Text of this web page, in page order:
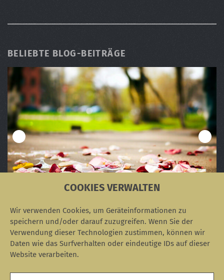
COOKIES VERWALTEN
Wir verwenden Cookies, um Geräteinformationen zu
speichern und/oder darauf zuzugreifen. Wenn Sie der
Verwendung dieser Technologien zustimmen, können wir
Daten wie das Surfverhalten oder eindeutige IDs auf dieser
Website verarbeiten.
BELIEBTE BLOG-BEITRÄGE
SOZIALE NETZWERKE